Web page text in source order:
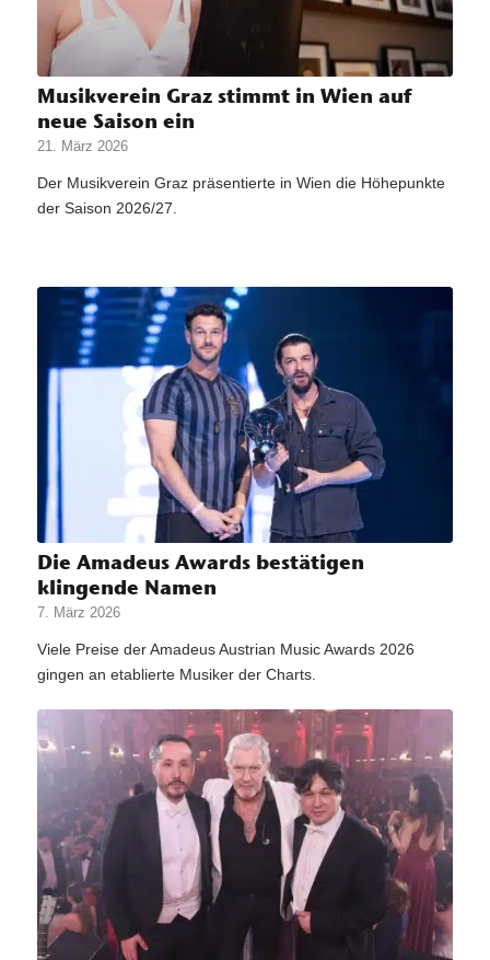
Musikverein Graz stimmt in Wien auf
neue Saison ein
21. März 2026
Der Musikverein Graz präsentierte in Wien die Höhepunkte
der Saison 2026/27.
Die Amadeus Awards bestätigen
klingende Namen
7. März 2026
Viele Preise der Amadeus Austrian Music Awards 2026
gingen an etablierte Musiker der Charts.